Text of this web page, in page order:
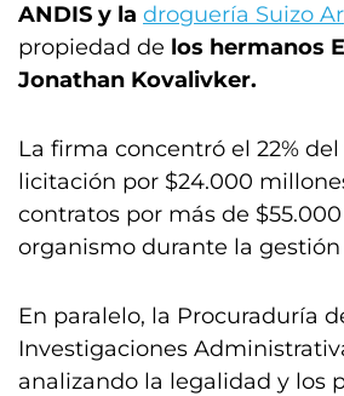
ANDIS y la droguería Suizo
propiedad de los hermanos
Jonathan Kovalivker.
La firma concentró el 22%
licitación por $24.000
contratos por más de
organismo durante la
En paralelo, la Procuraduría
Investigaciones
analizando la legalidad y los